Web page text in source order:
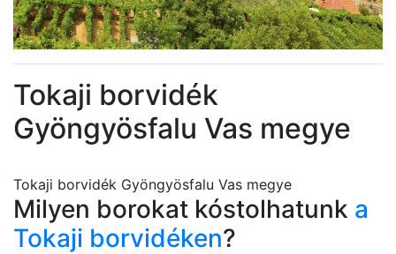
Tokaji borvidék
Gyöngyösfalu Vas megye
Tokaji borvidék Gyöngyösfalu Vas megye
Milyen borokat kóstolhatunk a
Tokaji borvidéken?